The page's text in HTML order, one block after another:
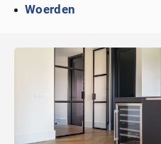
Woerden